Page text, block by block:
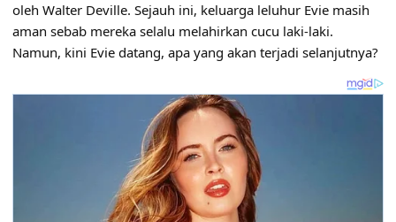
oleh Walter Deville. Sejauh ini, keluarga leluhur Evie masih
aman sebab mereka selalu melahirkan cucu laki-laki.
Namun, kini Evie datang, apa yang akan terjadi selanjutnya?